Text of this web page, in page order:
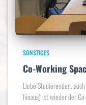
SONSTIGES
Co-Working
Liebe Studierenden,
hinaus) ist wieder der